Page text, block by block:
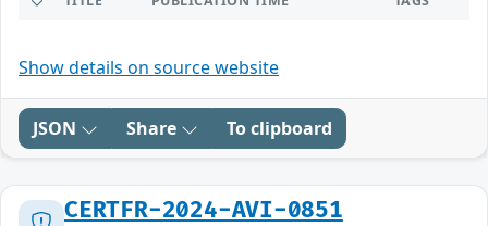
Show details on source website
JSON Share To clipboard
CERTFR-2024-AVI-0851